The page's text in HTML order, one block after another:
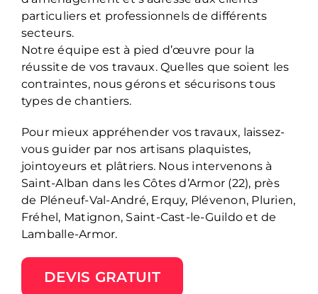
particuliers et professionnels de différents
secteurs.
Notre équipe est à pied d’œuvre pour la
réussite de vos travaux. Quelles que soient les
contraintes, nous gérons et sécurisons tous
types de chantiers.
Pour mieux appréhender vos travaux, laissez-
vous guider par nos artisans plaquistes,
jointoyeurs et plâtriers. Nous intervenons à
Saint-Alban dans les Côtes d’Armor (22), près
de Pléneuf-Val-André, Erquy, Plévenon, Plurien,
Fréhel, Matignon, Saint-Cast-le-Guildo et de
Lamballe-Armor.
DEVIS GRATUIT